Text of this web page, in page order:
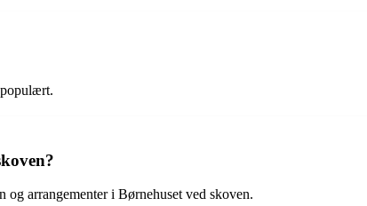
arrangementer i Børnehuset ved skoven.